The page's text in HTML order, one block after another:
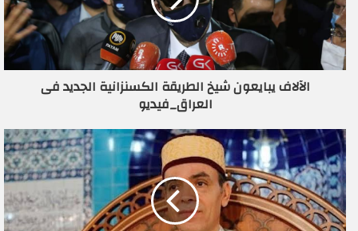
إ
ل
ك
ي
الآلاف يبايعون شيخ الطريقة الكسنزانية الجديد فى
العراق_فيديو